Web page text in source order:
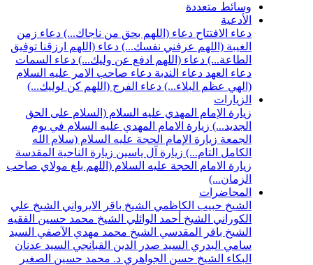
وسائط متعددة
الأدعية
دعاء الافتتاح دعاء (اللهم بحق من ناجاك...) دعاء زمن
الغيبة (اللهم عرفني نفسك...) دعاء (اللهم ارزقنا توفيق
الطاعة...) دعاء (اللهم ادفع عن وليك...) دعاء السمات
دعاء العهد دعاء الندبة دعاء صاحب الامر عليه السلام
(الهي عظم البلاء...) دعاء الفرج (اللهم كن لوليك...)
الزيارات
زيارة الإمام المهدي عليه السلام (السلام على الحق
الجديد...) زيارة الامام المهدي عليه السلام في يوم
الجمعة زيارة الإمام الحجة عليه السلام (سلام الله
الكامل التام...) زيارة آل ياسين زيارة الناحية المقدسة
زيارة الامام الحجة عليه السلام (اللهم بلغ مولاي صاحب
الزمان...)
المحاضرات
الشيخ حبيب الكاظمي الشيخ باقر الايرواني الشيخ علي
الكوراني الشيخ أحمد الوائلي الشيخ محمد حسين الفقيه
الشيخ باقر المقدسي الشيخ محمد مهدي الآصفي السيد
سامي البدري السيد صدر الدين القبانجي السيد عدنان
البكاء الشيخ حسن الجواهري د. محمد حسين الصغير